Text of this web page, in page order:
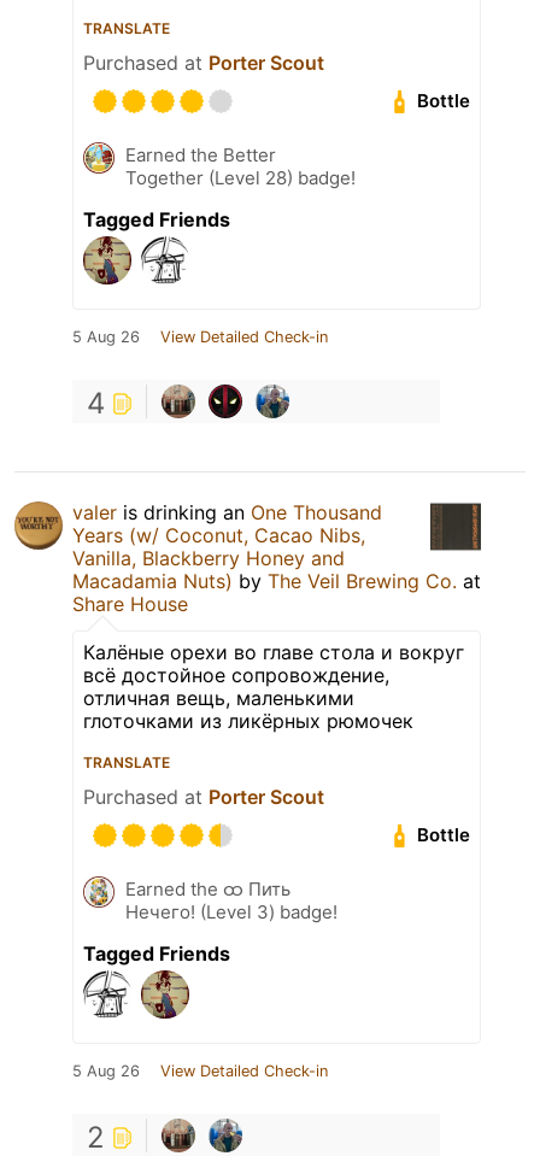
TRANSLATE
Purchased at Porter Scout
Bottle
Earned the Better
Together (Level 28) badge!
Tagged Friends
5 Aug 26 View Detailed Check-in
4
valer is drinking an One Thousand
Years (w/ Coconut, Cacao Nibs,
Vanilla, Blackberry Honey and
Macadamia Nuts) by The Veil Brewing Co. at
Share House
Калёные орехи во главе стола и вокруг
всё достойное сопровождение,
отличная вещь, маленькими
глоточками из ликёрных рюмочек
TRANSLATE
Purchased at Porter Scout
Bottle
Earned the ထ Пить
Нечего! (Level 3) badge!
Tagged Friends
5 Aug 26 View Detailed Check-in
2